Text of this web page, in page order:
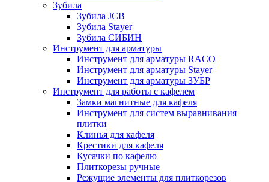
Зубила
Зубила JCB
Зубила Stayer
Зубила СИБИН
Инструмент для арматуры
Инструмент для арматуры RACO
Инструмент для арматуры Stayer
Инструмент для арматуры ЗУБР
Инструмент для работы с кафелем
Замки магнитные для кафеля
Инструмент для систем выравнивания
плитки
Клинья для кафеля
Крестики для кафеля
Кусачки по кафелю
Плиткорезы ручные
Режущие элементы для плиткорезов